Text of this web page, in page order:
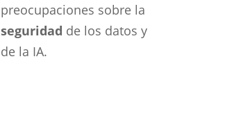
preocupaciones sobre la
seguridad de los datos y
de la IA.